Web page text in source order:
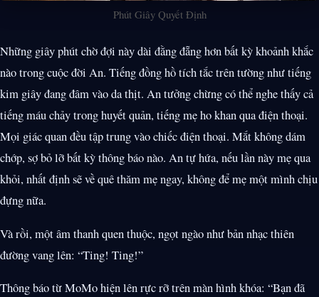
Phút Giây Quyết Định
Những giây phút chờ đợi này dài đằng đẵng hơn bất kỳ khoảnh khắc
nào trong cuộc đời An. Tiếng đồng hồ tích tắc trên tường như tiếng
kim giây đang đâm vào da thịt. An tưởng chừng có thể nghe thấy cả
tiếng máu chảy trong huyết quản, tiếng mẹ ho khan qua điện thoại.
Mọi giác quan đều tập trung vào chiếc điện thoại. Mắt không dám
chớp, sợ bỏ lỡ bất kỳ thông báo nào. An tự hứa, nếu lần này mẹ qua
khỏi, nhất định sẽ về quê thăm mẹ ngay, không để mẹ một mình chịu
đựng nữa.
Và rồi, một âm thanh quen thuộc, ngọt ngào như bản nhạc thiên
đường vang lên: “Ting! Ting!”
Thông báo từ MoMo hiện lên rực rỡ trên màn hình khóa: “Bạn đã